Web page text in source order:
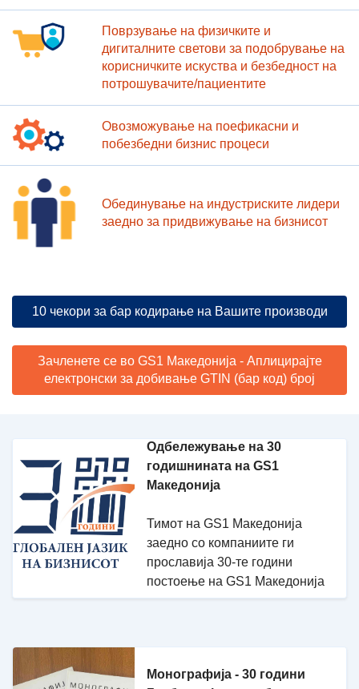
Поврзување на физичките и
дигиталните светови за подобрување на
корисничките искуства и безбедност на
потрошувачите/пациентите
Овозможување на поефикасни и
побезбедни бизнис процеси
Обединување на индустриските лидери
заедно за придвижување на бизнисот
10 чекори за бар кодирање на Вашите производи
Зачленете се во GS1 Македонија - Аплицирајте
електронски за добивање GTIN (бар код) број
Одбележување на 30
годишнината на GS1
Македонија
Тимот на GS1 Македонија
заедно со компаниите ги
прославија 30-те години
постоење на GS1 Македонија
Монографија - 30 години